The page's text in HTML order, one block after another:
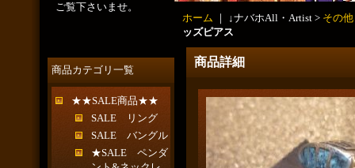
ご覧下さいませ。
商品カテゴリ一覧
★★SALE商品★★
SALE リング
SALE バングル
★SALE ペンダ
ホーム ｜ ↓ナバホAll・Artist > その他
ッズピアス
商品詳細